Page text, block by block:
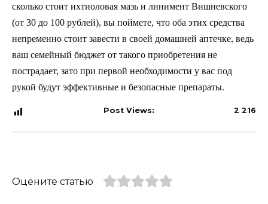
сколько стоит ихтиоловая мазь и линимент Вишневского
(от 30 до 100 рублей), вы поймете, что оба этих средства
непременно стоит завести в своей домашней аптечке, ведь
ваш семейный бюджет от такого приобретения не
пострадает, зато при первой необходимости у вас под
рукой будут эффективные и безопасные препараты.
Post Views: 2 216
Оцените статью